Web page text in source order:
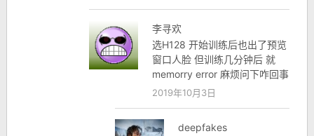
李寻欢
选H128 开始训练后也出了预览
窗口人脸 但训练几分钟后 就
memorry error 麻烦问下咋回事
2019年10月3日
deepfakes